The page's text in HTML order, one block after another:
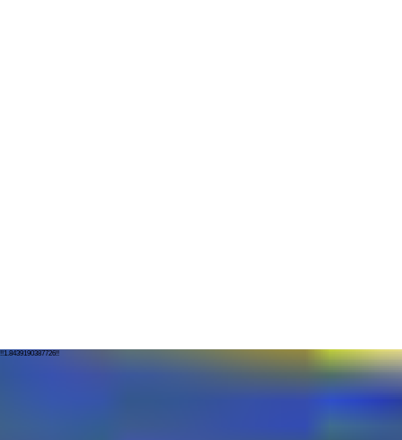
!!1.8439190387726!!